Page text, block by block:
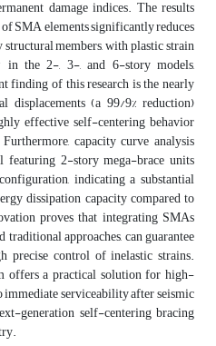
damage indices. The results
SMA elements significantly reduces
members, with plastic strain
in the 2-, 3-, and 6-story models,
finding of this research is the nearly
(a 99/9% reduction)
effective self-centering behavior
capacity curve analysis
2-story mega-brace units
indicating a substantial
dissipation capacity compared to
proves that integrating SMAs
approaches, can guarantee
precise control of inelastic strains.
offers a practical solution for high-
serviceability after seismic
generation self-centering bracing